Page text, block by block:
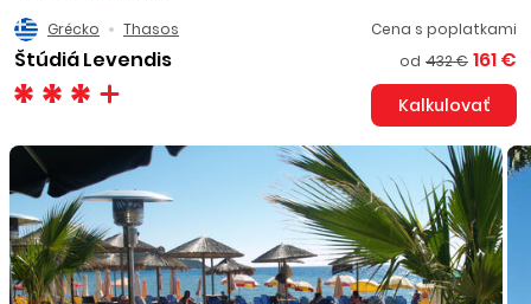
Grécko Thasos
Štúdiá Levendis
Cena s poplatkami
od 432 € 161 €
Kalkulovať